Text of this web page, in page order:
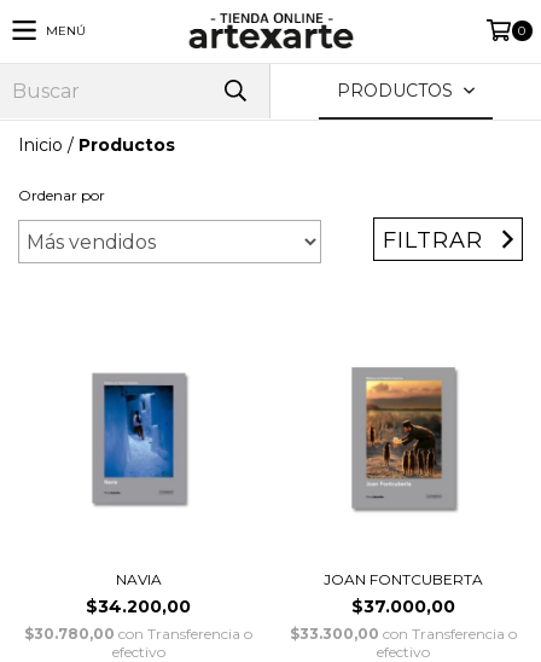
MENÚ 0
PRODUCTOS
Inicio / Productos
Ordenar por
FILTRAR
NAVIA
$34.200,00
$30.780,00 con Transferencia o
efectivo
JOAN FONTCUBERTA
$37.000,00
$33.300,00 con Transferencia o
efectivo